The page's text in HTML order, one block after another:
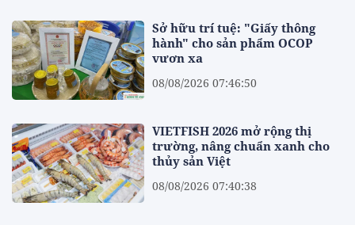
Sở hữu trí tuệ: "Giấy thông
hành" cho sản phẩm OCOP
vươn xa
08/08/2026 07:46:50
VIETFISH 2026 mở rộng thị
trường, nâng chuẩn xanh cho
thủy sản Việt
08/08/2026 07:40:38